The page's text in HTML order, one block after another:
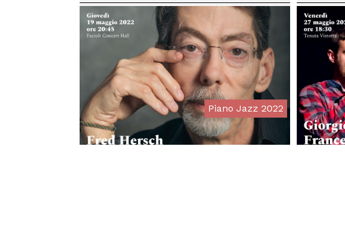
Piano Jazz 2022
From € 20